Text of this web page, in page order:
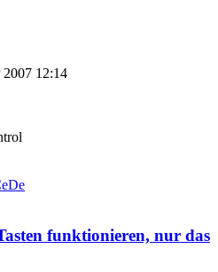
2007 12:14
funktionieren, nur das